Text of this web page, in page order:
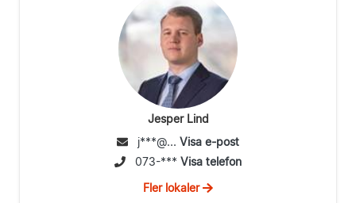
Jesper Lind
j***@... Visa e-post
073-*** Visa telefon
Fler lokaler